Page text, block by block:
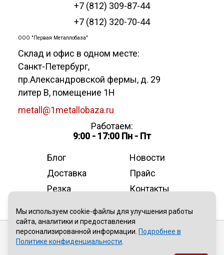
+7 (812) 309-87-44
+7 (812) 320-70-44
ООО "Первая Металлобаза"
Склад и офис в одном месте:
Санкт-Петербург,
пр.Александровской фермы, д. 29
литер В, помещение 1Н
metall@1metallobaza.ru
Работаем:
9:00 - 17:00 Пн - Пт
Блог
Новости
Доставка
Прайс
Резка
Контакты
Публичная оферта
Мы используем cookie-файлы для улучшения работы
сайта, аналитики и предоставления
персонализированной информации. Подробнее в
Политике конфиденциальности